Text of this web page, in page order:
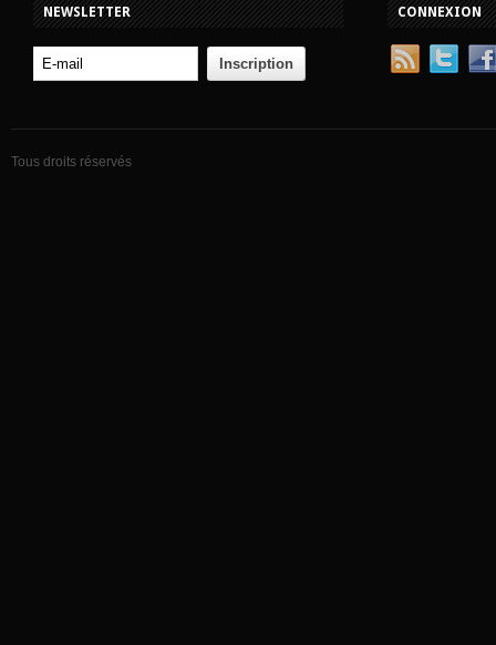
NEWSLETTER CONNEXION
Tous droits réservés